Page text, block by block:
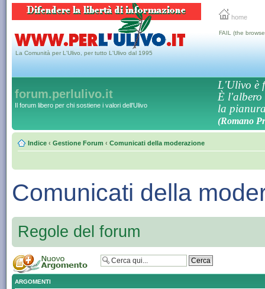
home
La Comunità per L'Ulivo, per tutto L'Ulivo dal 1995
FAIL (the
forum.perlulivo.it
Il forum libero per chi sostiene i valori dell'Ulivo
L'Ulivo è
È l'albero
la
(Romano
Indice ‹ Gestione Forum ‹ Comunicati della moderazione
Comunicati della
Regole del forum
ARGOMENTI